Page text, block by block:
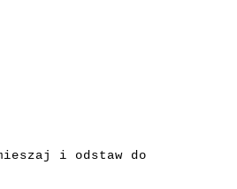
i odstaw do